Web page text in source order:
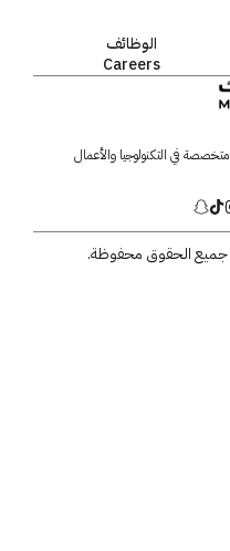
الوظائف
Careers
متخصصة في التكنولوجيا والأعمال